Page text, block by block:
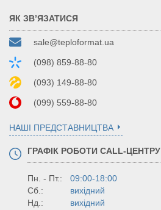
ЯК ЗВ’ЯЗАТИСЯ
sale@teploformat.ua
(098) 859-88-80
(093) 149-88-80
(099) 559-88-80
НАШІ ПРЕДСТАВНИЦТВА
ГРАФІК РОБОТИ CALL-ЦЕНТРУ
Пн. - Пт.:
09:00-18:00
Сб.:
вихідний
Нд.:
вихідний